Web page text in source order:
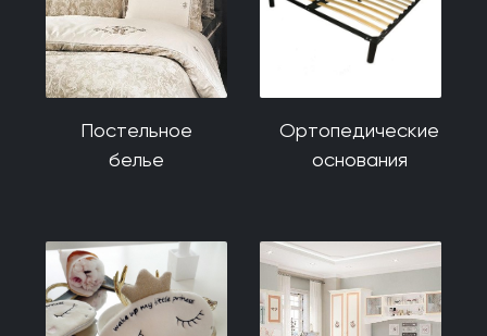
Постельное
белье
Ортопедические
основания